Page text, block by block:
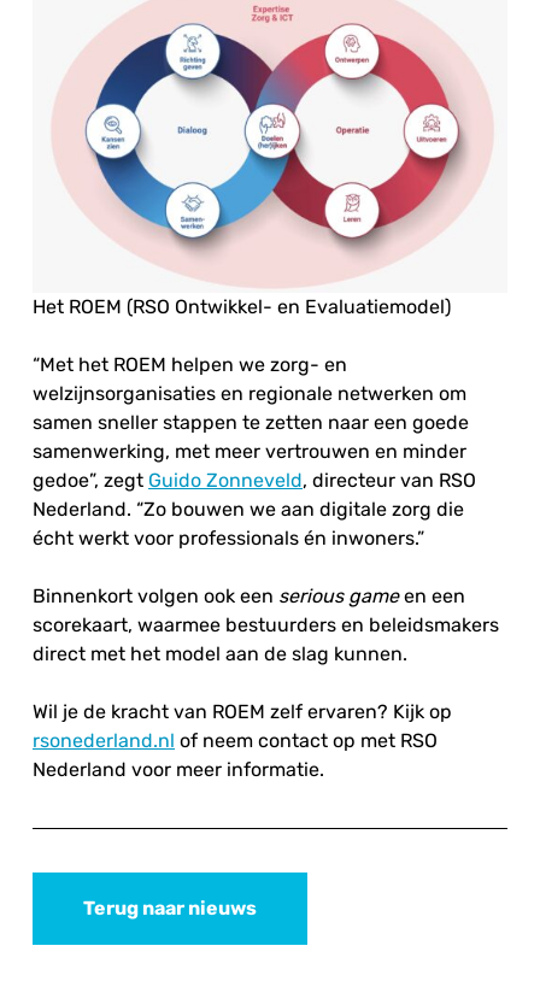
Het ROEM (RSO Ontwikkel- en Evaluatiemodel)
“Met het ROEM helpen we zorg- en
welzijnsorganisaties en regionale netwerken om
samen sneller stappen te zetten naar een goede
samenwerking, met meer vertrouwen en minder
gedoe”, zegt Guido Zonneveld, directeur van RSO
Nederland. “Zo bouwen we aan digitale zorg die
écht werkt voor professionals én inwoners.”
Binnenkort volgen ook een serious gameen een
scorekaart, waarmee bestuurders en beleidsmakers
direct met het model aan de slag kunnen.
Wil je de kracht van ROEM zelf ervaren? Kijk op
rsonederland.nl of neem contact op met RSO
Nederland voor meer informatie.
Terug naar nieuws